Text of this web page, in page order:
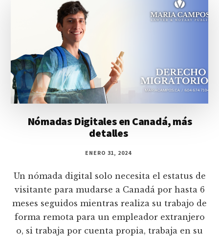
Nómadas Digitales en Canadá, más
detalles
ENERO 31, 2024
Un nómada digital solo necesita el estatus de
visitante para mudarse a Canadá por hasta 6
meses seguidos mientras realiza su trabajo de
forma remota para un empleador extranjero
o, si trabaja por cuenta propia, trabaja en su